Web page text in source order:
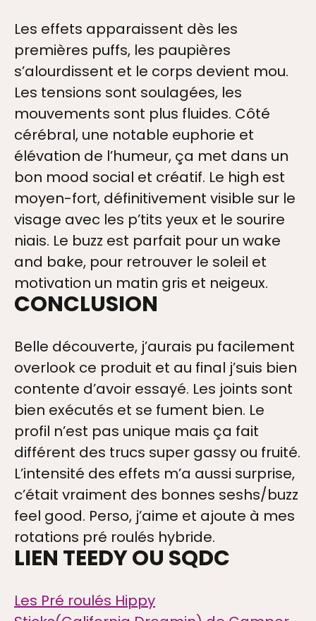
Les effets apparaissent dès les
premières puffs, les paupières
s’alourdissent et le corps devient mou.
Les tensions sont soulagées, les
mouvements sont plus fluides. Côté
cérébral, une notable euphorie et
élévation de l’humeur, ça met dans un
bon mood social et créatif. Le high est
moyen-fort, définitivement visible sur le
visage avec les p’tits yeux et le sourire
niais. Le buzz est parfait pour un wake
and bake, pour retrouver le soleil et
motivation un matin gris et neigeux.
CONCLUSION
Belle découverte, j’aurais pu facilement
overlook ce produit et au final j’suis bien
contente d’avoir essayé. Les joints sont
bien exécutés et se fument bien. Le
profil n’est pas unique mais ça fait
différent des trucs super gassy ou fruité.
L’intensité des effets m’a aussi surprise,
c’était vraiment des bonnes seshs/buzz
feel good. Perso, j’aime et ajoute à mes
rotations pré roulés hybride.
LIEN TEEDY OU SQDC
Les Pré roulés Hippy